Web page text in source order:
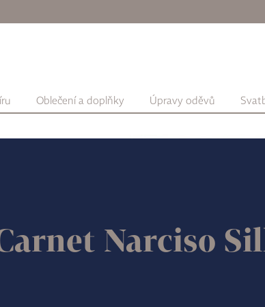
Oblečení a doplňky Úpravy oděvů
Narciso